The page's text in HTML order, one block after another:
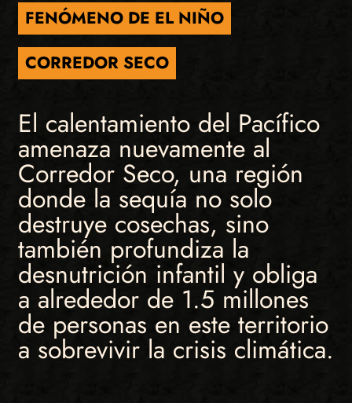
FENÓMENO DE EL NIÑO
CORREDOR SECO
El calentamiento del Pacífico
amenaza nuevamente al
Corredor Seco, una región
donde la sequía no solo
destruye cosechas, sino
también profundiza la
desnutrición infantil y obliga
a alrededor de 1.5 millones
de personas en este territorio
a sobrevivir la crisis climática.